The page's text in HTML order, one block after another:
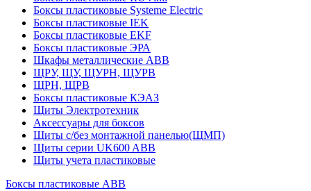
Боксы пластиковые Systeme Electric
Боксы пластиковые IEK
Боксы пластиковые EKF
Боксы пластиковые ЭРА
Шкафы металлические ABB
ЩРУ, ЩУ, ЩУРН, ЩУРВ
ЩРН, ЩРВ
Боксы пластиковые КЭАЗ
Щиты Электротехник
Аксессуары для боксов
Щиты с/без монтажной панелью(ЩМП)
Щиты серии UK600 ABB
Щиты учета пластиковые
Боксы пластиковые ABB